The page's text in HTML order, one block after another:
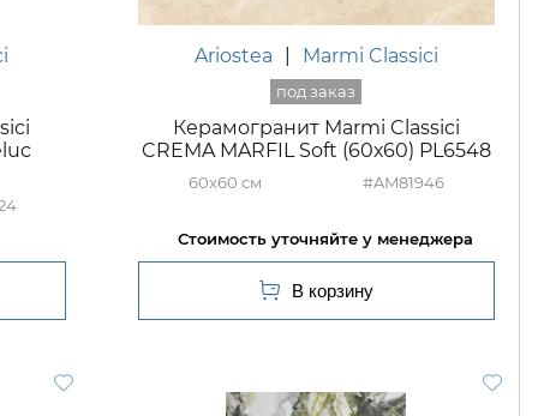
Ariostea Marmi Classici
Керамогранит Marmi Classici
CREMA MARFIL Soft (60х60) PL6548
60x60 #AM81946